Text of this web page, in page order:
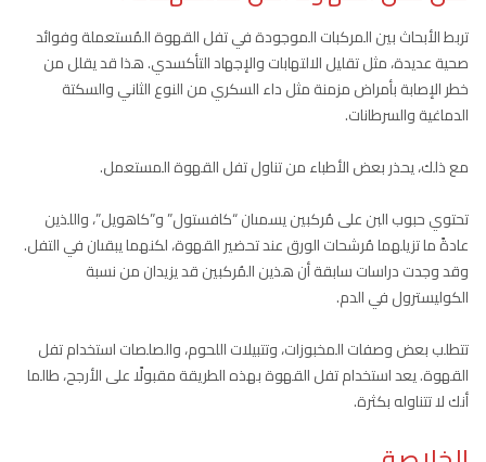
تربط الأبحاث بين المركبات الموجودة في تفل القهوة المُستعملة وفوائد
صحية عديدة، مثل تقليل الالتهابات والإجهاد التأكسدي. هذا قد يقلل من
خطر الإصابة بأمراض مزمنة مثل داء السكري من النوع الثاني والسكتة
الدماغية والسرطانات.
مع ذلك، يحذر بعض الأطباء من تناول تفل القهوة المستعمل.
تحتوي حبوب البن على مُركبين يسمىان “كافستول” و”كاهويل”، واللذين
عادةً ما تزيلهما مُرشحات الورق عند تحضير القهوة، لكنهما يبقىان في التفل.
وقد وجدت دراسات سابقة أن هذين المُركبين قد يزيدان من نسبة
الكوليسترول في الدم.
تتطلب بعض وصفات المخبوزات، وتتبيلات اللحوم، والصلصات استخدام تفل
القهوة. يعد استخدام تفل القهوة بهذه الطريقة مقبولًا على الأرجح، طالما
أنك لا تتناوله بكثرة.